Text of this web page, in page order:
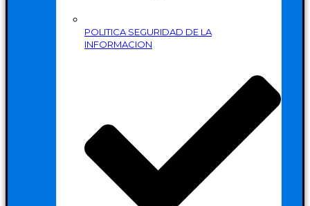
POLITICA SEGURIDAD DE LA
INFORMACION